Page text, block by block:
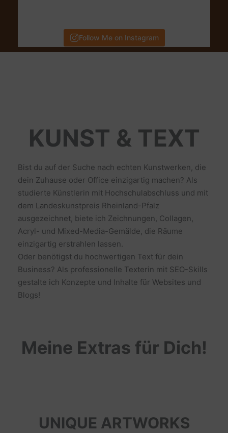
Follow Me on Instagram
KUNST & TEXT
Bist du auf der Suche nach echten Kunstwerken, die
dein Zuhause oder Office einzigartig machen? Als
studierte Künstlerin mit Hochschulabschluss und mit
dem Landeskunstpreis Rheinland-Pfalz
ausgezeichnet, biete ich Zeichnungen, Collagen,
Acryl- und Mixed-Media-Gemälde, die Räume
einzigartig erstrahlen lassen.
Oder benötigst du hochwertigen Text für dein
Business? Als professionelle Texterin mit SEO-Skills
gestalte ich Konzepte und Inhalte für Websites und
Blogs!
Meine Extras für Dich!
UNIQUE ARTWORKS